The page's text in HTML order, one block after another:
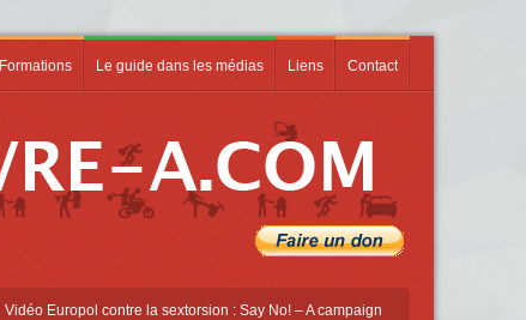
Formations Le guide dans les médias Liens Contact
contre la sextorsion : Say No! – A campaign against online sexual